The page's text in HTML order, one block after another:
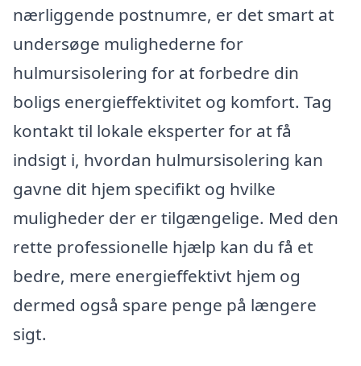
nærliggende postnumre, er det smart at
undersøge mulighederne for
hulmursisolering for at forbedre din
boligs energieffektivitet og komfort. Tag
kontakt til lokale eksperter for at få
indsigt i, hvordan hulmursisolering kan
gavne dit hjem specifikt og hvilke
muligheder der er tilgængelige. Med den
rette professionelle hjælp kan du få et
bedre, mere energieffektivt hjem og
dermed også spare penge på længere
sigt.